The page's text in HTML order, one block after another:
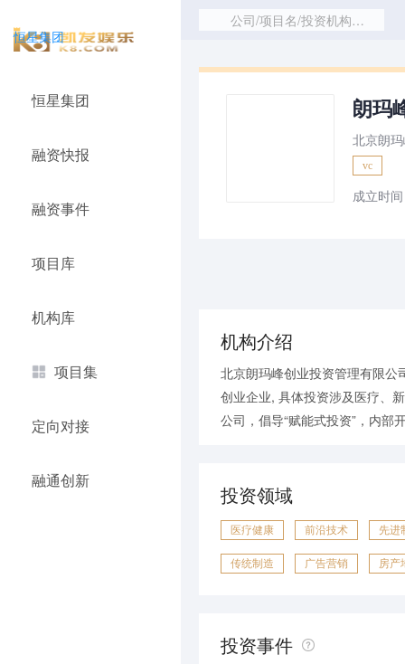
恒星集团
恒星集团
融资快报
融资事件
项目库
机构库
项目集
定向对接
融通创新
公司/项目名/投资机构/赛道
朗玛
北京朗
vc
成立时
机构介绍
北京朗玛峰创业投资管理有限公
创业企业, 具体投资涉及医疗、
公司，倡导“赋能式投资”，内
投资领域
医疗健康 前沿技术 先进
传统制造 广告营销 房产
投资事件